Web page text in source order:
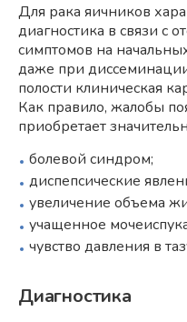
Для рака яичников
диагностика в связи с
симптомов на
даже при
полости клиническая
Как правило, жалобы
приобретает
болевой синдром;
диспепсические
увеличение объема
учащенное
чувство давления в
Диагностика